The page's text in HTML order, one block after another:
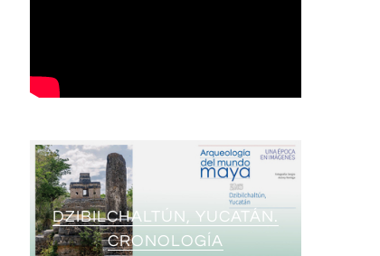
DZIBILCHALTÚN, YUCATÁN.
CRONOLOGÍA